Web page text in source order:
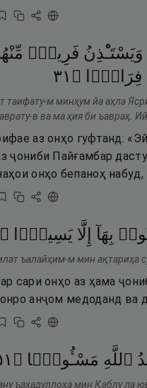
وَيَسْتَـْٔذِنُ فَرِيقٌۭ
فِرَارًۭا ۝ ١٣
таифату-м минҳум йа аҳла
в ва ма ҳия би ъавраҳ.
аз онҳо гуфтанд:
ҷониби Пайғамбар
онҳо бепаноҳ
بِهَآ إِلَّا يَسِيرًۭا ۝
ъалайҳим-м мин ақтариҳа
сари онҳо аз ҳама
онро анҷом медоданд ва
ٱللَّهِ مَسْـُٔولًۭا ۝
ъаҳадуллоҳа мин Қаблу ла